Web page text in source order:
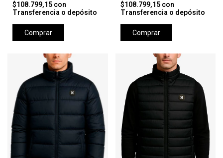
$108.799,15 con
Transferencia o depósito
Comprar
$108.799,15 con
Transferencia o depósito
Comprar